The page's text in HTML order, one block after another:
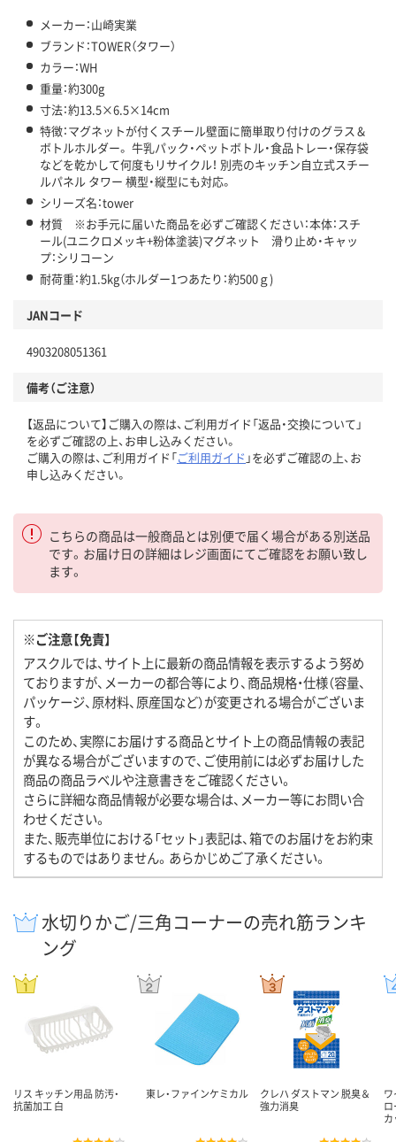
メーカー：山崎実業
ブランド：TOWER（タワー）
カラー：WH
重量：約300g
寸法：約13.5×6.5×14cm
特徴：マグネットが付くスチール壁面に簡単取り付けのグラス＆
ボトルホルダー。 牛乳パック・ペットボトル・食品トレー・保存袋
などを乾かして何度もリサイクル！ 別売のキッチン自立式スチー
ルパネル タワー 横型・縦型にも対応。
シリーズ名：tower
材質 ※お手元に届いた商品を必ずご確認ください：本体：スチ
ール(ユニクロメッキ+粉体塗装)マグネット 滑り止め・キャッ
プ：シリコーン
耐荷重：約1.5kg（ホルダー1つあたり：約500ｇ)
JANコード
4903208051361
備考（ご注意）
【返品について】ご購入の際は、ご利用ガイド「返品・交換について」
を必ずご確認の上、お申し込みください。
ご購入の際は、ご利用ガイド「ご利用ガイド 」を必ずご確認の上、お
申し込みください。
こちらの商品は一般商品とは別便で届く場合がある別送品
です。お届け日の詳細はレジ画面にてご確認をお願い致し
ます。
※ご注意【免責】
アスクルでは、サイト上に最新の商品情報を表示するよう努め
ておりますが、メーカーの都合等により、商品規格・仕様（容量、
パッケージ、原材料、原産国など）が変更される場合がございま
す。
このため、実際にお届けする商品とサイト上の商品情報の表記
が異なる場合がございますので、ご使用前には必ずお届けした
商品の商品ラベルや注意書きをご確認ください。
さらに詳細な商品情報が必要な場合は、メーカー等にお問い合
わせください。
また、販売単位における「セット」表記は、箱でのお届けをお約束
するものではありません。あらかじめご了承ください。
水切りかご/三角コーナーの売れ筋ランキ
ング
リス キッチン用品 防汚・
抗菌加工 白
東レ・ファインケミカル
クレハ ダストマン 脱臭＆
強力消臭